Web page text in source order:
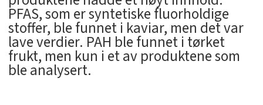
PFAS, som er syntetiske fluorholdige
stoffer, ble funnet i kaviar, men det var
lave verdier. PAH ble funnet i tørket
frukt, men kun i et av produktene som
ble analysert.